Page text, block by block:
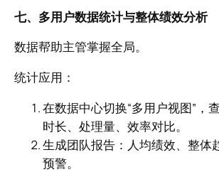
七、多用户数据统计与整体绩效分析
数据帮助主管掌握全局。
统计应用：
在数据中心切换“多用户视图”，
时长、处理量、效率对比。
生成团队报告：人均绩效、整体
预警。